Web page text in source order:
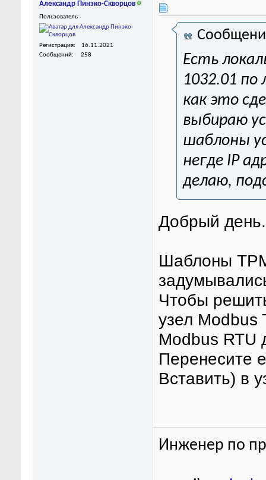
Александр Пинэко-Скворцов
Пользователь
Регистрация
16.11.2021
Сообщений
258
Есть
1032.01 по
как это
выбираю
шаблоны
негде IP
делаю,
Добрый день.
Шаблоны
Чтобы
узел Modbus
Modbus RTU
Перенесите
Вставить) в
Инженер по